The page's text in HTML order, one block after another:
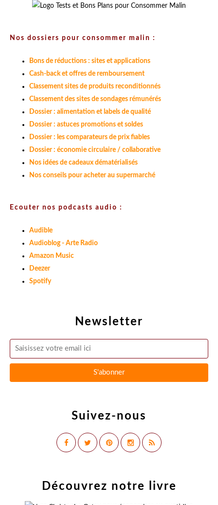
Newsletter
Suivez-nous
Nos dossiers pour consommer malin :
Bons de réductions : sites et applications
Cash-back et offres de remboursement
Classement sites de produits reconditionnés
Classement des sites de sondages rémunérés
Dossier : alimentation et labels de qualité
Dossier : astuces promotions et soldes
Dossier : les comparateurs de prix fiables
Dossier : économie circulaire / collaborative
Nos idées de cadeaux dématérialisés
Nos conseils pour acheter au supermarché
Ecouter nos podcasts audio :
Audible
Audioblog - Arte Radio
Amazon Music
Deezer
Spotify
Découvrez notre livre